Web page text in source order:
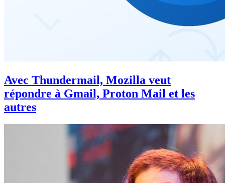
Avec Thundermail, Mozilla veut
répondre à Gmail, Proton Mail et les
autres